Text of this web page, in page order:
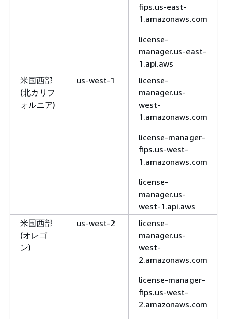
fips.us-east-
1.amazonaws.com
license-
manager.us-east-
1.api.aws
米国西部
(北カリフ
ォルニア)
us-west-1
license-
manager.us-
west-
1.amazonaws.com
license-manager-
fips.us-west-
1.amazonaws.com
license-
manager.us-
west-1.api.aws
米国西部
(オレゴ
ン)
us-west-2
license-
manager.us-
west-
2.amazonaws.com
license-manager-
fips.us-west-
2.amazonaws.com